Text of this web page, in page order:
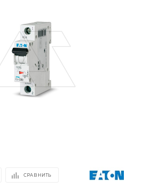
СРАВНИТЬ